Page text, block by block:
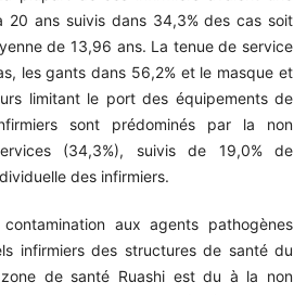
20 ans suivis dans 34,3% des cas soit
de 13,96 ans. La tenue de service
les gants dans 56,2% et le masque et
limitant le port des équipements de
sont prédominés par la non
(34,3%), suivis de 19,0% de
des infirmiers.
aux agents pathogènes
infirmiers des structures de santé du
de santé Ruashi est du à la non